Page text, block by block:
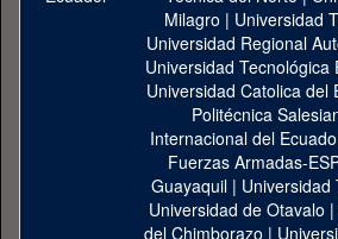
Milagro | Universidad
Universidad Regional
Universidad Tecnológica
Universidad Catolica del
Politécnica
Internacional del
Fuerzas Armadas-
Guayaquil| Universidad
Universidad de Otavalo |
del Chimborazo |